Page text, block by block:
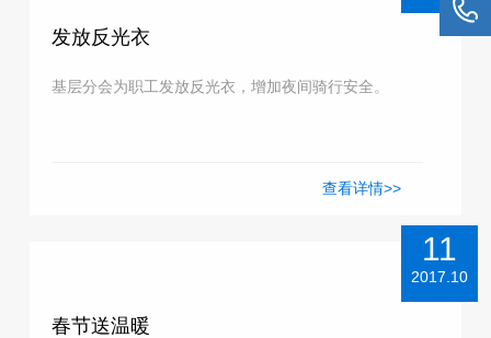
发放反光衣
基层分会为职工发放反光衣，增加夜间骑行安全。
查看详情>>
春节送温暖
11
2017.10